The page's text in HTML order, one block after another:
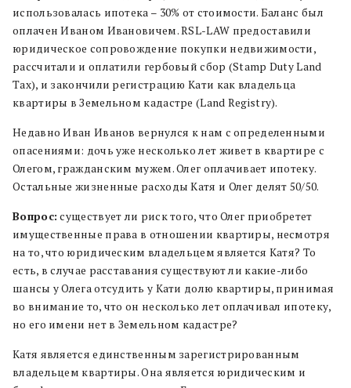
использовалась ипотека – 30% от стоимости. Баланс был
оплачен Иваном Ивановичем. RSL-LAW предоставили
юридическое сопровождение покупки недвижимости,
рассчитали и оплатили гербовый сбор (Stamp Duty Land
Tax), и закончили регистрацию Кати как владельца
квартиры в Земельном кадастре (Land Registry).
Недавно Иван Иванов вернулся к нам с определенными
опасениями: дочь уже несколько лет живет в квартире с
Олегом, гражданским мужем. Олег оплачивает ипотеку.
Остальные жизненные расходы Катя и Олег делят 50/50.
Вопрос: существует ли риск того, что Олег приобретет
имущественные права в отношении квартиры, несмотря
на то, что юридическим владельцем является Катя? То
есть, в случае расставания существуют ли какие-либо
шансы у Олега отсудить у Кати долю квартиры, принимая
во внимание то, что он несколько лет оплачивал ипотеку,
но его имени нет в Земельном кадастре?
Катя является единственным зарегистрированным
владельцем квартиры. Она является юридическим и